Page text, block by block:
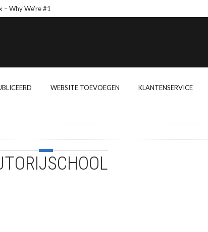
We’re #1
WEBSITE TOEVOEGEN KLANTENSERVICE